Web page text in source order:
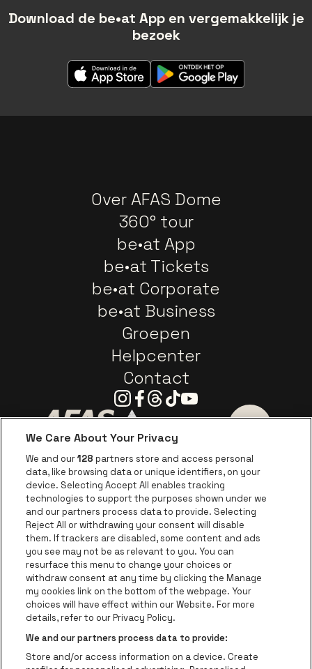
Download de be•at App en vergemakkelijk je
bezoek
Over AFAS Dome
360° tour
be•at App
be•at Tickets
be•at Corporate
be•at Business
Groepen
Helpcenter
Contact
Instagram
Facebook
Threads
TiktokYoutube
Ga naar
Ga naar de website van Europcar
Ga naar de
Ga naar de website van Coca-Cola
Ga naar de website van
Ga naar de
Ga naar de website van Champagne
Ga naar de website
Ga naar de website van Het
Ga naar de
AFAS Dome is een deel van be•at
AFAS Dome
Schijnpoortweg 119, 2170 Antwerpen
Be-At Venues
We Care About Your Privacy
We and our128 partners store and access personal
data, like browsing data or unique identifiers, on your
device. Selecting Accept All enables tracking
technologies to support the purposes shown under we
and our partners process data to provide. Selecting
Reject All or withdrawing your consent will disable
them. If trackers are disabled, some content and ads
you see may not be as relevant to you. You can
resurface this menu to change your choices or
withdraw consent at any time by clicking the Manage
my cookies link on the bottom of the webpage. Your
choices will have effect within our Website. For more
details, refer to our Privacy Policy.
We and our partners process data to provide:
Store and/or access information on a device. Create